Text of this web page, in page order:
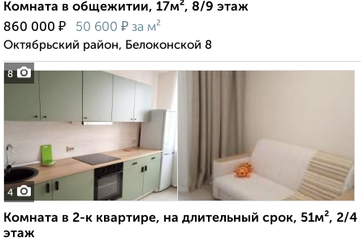
8
Комната в общежитии, 17м², 8/9 этаж
860 000 ₽ 50 600 ₽ за м²
Октябрьский район, Белоконской 8
4
Комната в 2-к квартире, на длительный срок, 51м², 2/4
этаж